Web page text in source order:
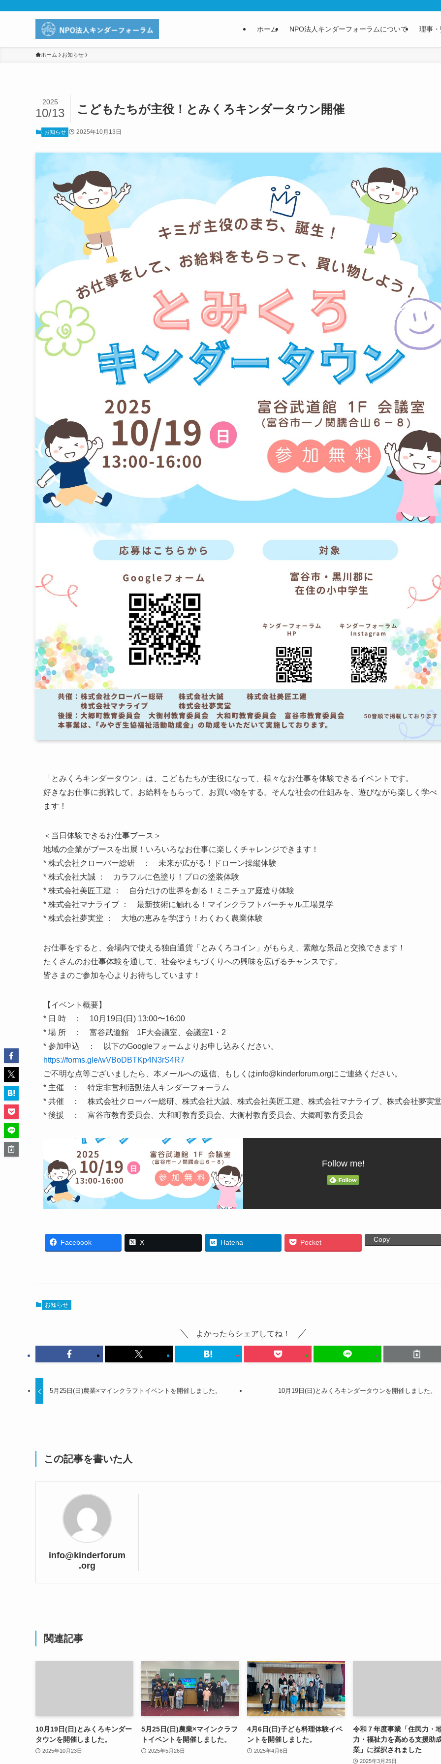
ホーム NPO法人キンダーフォーラムについて 理事
ホーム お知らせ
こどもたちが主役！とみくろキンダータウン開催
2025
10/13
お知らせ 2025年10月13日
「とみくろキンダータウン」は、こどもたちが主役になって、様々なお仕事を体験できるイベントです。
好きなお仕事に挑戦して、お給料をもらって、お買い物をする。そんな社会の仕組みを、遊びながら楽しく学べ
ます！
＜当日体験できるお仕事ブース＞
地域の企業がブースを出展！いろいろなお仕事に楽しくチャレンジできます！
* 株式会社クローバー総研 ： 未来が広がる！ドローン操縦体験
* 株式会社大誠 ： カラフルに色塗り！プロの塗装体験
* 株式会社美匠工建 ： 自分だけの世界を創る！ミニチュア庭造り体験
* 株式会社マナライブ ： 最新技術に触れる！マインクラフトバーチャル工場見学
* 株式会社夢実堂 ： 大地の恵みを学ぼう！わくわく農業体験
お仕事をすると、会場内で使える独自通貨「とみくろコイン」がもらえ、素敵な景品と交換できます！
たくさんのお仕事体験を通して、社会やまちづくりへの興味を広げるチャンスです。
皆さまのご参加を心よりお待ちしています！
【イベント概要】
* 日 時 ： 10月19日(日) 13:00〜16:00
* 場 所 ： 富谷武道館 1F大会議室、会議室1・2
* 参加申込 ： 以下のGoogleフォームよりお申し込みください。
https://forms.gle/wVBoDBTKp4N3rS4R7
ご不明な点等ございましたら、本メールへの返信、もしくはinfo@kinderforum.orgにご連絡ください。
* 主催 ： 特定非営利活動法人キンダーフォーラム
* 共催 ： 株式会社クローバー総研、株式会社大誠、株式会社美匠工建、株式会社マナライブ、株式会社夢実
* 後援 ： 富谷市教育委員会、大和町教育委員会、大衡村教育委員会、大郷町教育委員会
Follow me!
Facebook X Hatena Pocket Copy
お知らせ
よかったらシェアしてね！
5月25日(日)農業×マインクラフトイベントを開催しました。 10月19日(日)とみくろキンダータウンを開催しました。
この記事を書いた人
info@kinderforum
.org
関連記事
10月19日(日)とみくろキンダー
タウンを開催しました。
2025年10月23日
5月25日(日)農業×マインクラフ
トイベントを開催しました。
2025年5月26日
4月6日(日)子ども料理体験イベ
ントを開催しました。
2025年4月6日
令和７年度事業「住民力・
力・福祉力を高める支援助
業」に採択されました
2025年3月25日